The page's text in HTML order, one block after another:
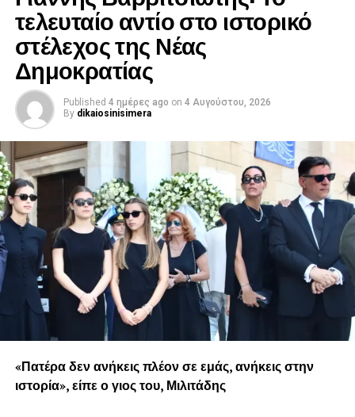
τελευταίο αντίο στο ιστορικό
στέλεχος της Νέας
Δημοκρατίας
Published 4 ημέρες ago on 4 Αυγούστου, 2026
By dikaiosinisimera
«Πατέρα δεν ανήκεις πλέον σε εμάς, ανήκεις στην
ιστορία», είπε ο γιος του, Μιλιτάδης